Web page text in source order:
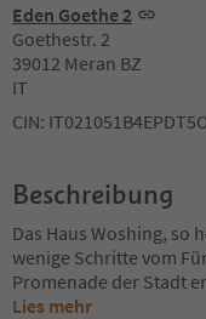
Eden Goethe 2
Goethestr. 2
39012 Meran BZ
IT
CIN:
Beschreibung
Das Haus Woshing, so
wenige Schritte vom
Promenade der Stadt
Lies mehr